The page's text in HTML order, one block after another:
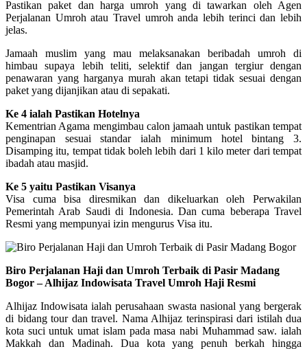
Pastikan paket dan harga umroh yang di tawarkan oleh Agen
Perjalanan Umroh atau Travel umroh anda lebih terinci dan lebih
jelas.
Jamaah muslim yang mau melaksanakan beribadah umroh di
himbau supaya lebih teliti, selektif dan jangan tergiur dengan
penawaran yang harganya murah akan tetapi tidak sesuai dengan
paket yang dijanjikan atau di sepakati.
Ke 4 ialah Pastikan Hotelnya
Kementrian Agama mengimbau calon jamaah untuk pastikan tempat
penginapan sesuai standar ialah minimum hotel bintang 3.
Disamping itu, tempat tidak boleh lebih dari 1 kilo meter dari tempat
ibadah atau masjid.
Ke 5 yaitu Pastikan Visanya
Visa cuma bisa diresmikan dan dikeluarkan oleh Perwakilan
Pemerintah Arab Saudi di Indonesia. Dan cuma beberapa Travel
Resmi yang mempunyai izin mengurus Visa itu.
Biro Perjalanan Haji dan Umroh Terbaik di Pasir Madang
Bogor – Alhijaz Indowisata Travel Umroh Haji Resmi
Alhijaz Indowisata ialah perusahaan swasta nasional yang bergerak
di bidang tour dan travel. Nama Alhijaz terinspirasi dari istilah dua
kota suci untuk umat islam pada masa nabi Muhammad saw. ialah
Makkah dan Madinah. Dua kota yang penuh berkah hingga